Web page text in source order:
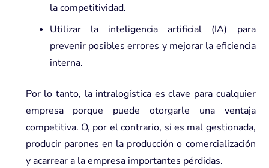
la competitividad.
Utilizar la inteligencia artificial (IA) para
prevenir posibles errores y mejorar la eficiencia
interna.
Por lo tanto, la intralogística es clave para cualquier
empresa porque puede otorgarle una ventaja
competitiva. O, por el contrario, si es mal gestionada,
producir parones en la producción o comercialización
y acarrear a la empresa importantes pérdidas.